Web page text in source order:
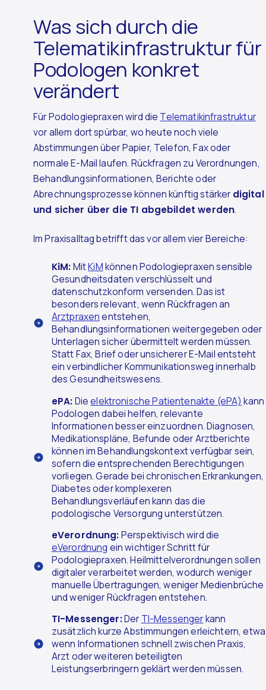
Was sich durch die
Telematikinfrastruktur für
Podologen konkret
verändert
Für Podologiepraxen wird die Telematikinfrastruktur
vor allem dort spürbar, wo heute noch viele
Abstimmungen über Papier, Telefon, Fax oder
normale E-Mail laufen. Rückfragen zu Verordnungen,
Behandlungsinformationen, Berichte oder
Abrechnungsprozesse können künftig stärker digital
und sicher über die TI abgebildet werden.
Im Praxisalltag betrifft das vor allem vier Bereiche:
KiM:MitKiMkönnen Podologiepraxen sensible
Gesundheitsdaten verschlüsselt und
datenschutzkonform versenden. Das ist
besonders relevant, wenn Rückfragen an
Arztpraxenentstehen,
Behandlungsinformationen weitergegeben oder
Unterlagen sicher übermittelt werden müssen.
Statt Fax, Brief oder unsicherer E-Mail entsteht
ein verbindlicher Kommunikationsweg innerhalb
des Gesundheitswesens.
ePA:Dieelektronische Patientenakte (ePA) kann
Podologen dabei helfen, relevante
Informationen besser einzuordnen. Diagnosen,
Medikationspläne, Befunde oder Arztberichte
können im Behandlungskontext verfügbar sein,
sofern die entsprechenden Berechtigungen
vorliegen. Gerade bei chronischen Erkrankungen,
Diabetes oder komplexeren
Behandlungsverläufen kann das die
podologische Versorgung unterstützen.
eVerordnung:Perspektivisch wird die
eVerordnung ein wichtiger Schritt für
Podologiepraxen. Heilmittelverordnungen sollen
digitaler verarbeitet werden, wodurch weniger
manuelle Übertragungen, weniger Medienbrüche
und weniger Rückfragen entstehen.
TI-Messenger:Der TI-Messengerkann
zusätzlich kurze Abstimmungen erleichtern, etwa
wenn Informationen schnell zwischen Praxis,
Arzt oder weiteren beteiligten
Leistungserbringern geklärt werden müssen.